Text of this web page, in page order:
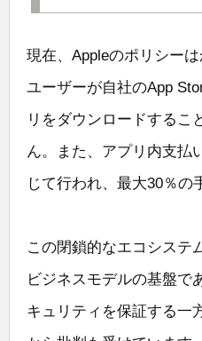
現在、Appleのポリシー
ユーザーが自社のApp
リをダウンロードするこ
ん。また、アプリ内支払
じて行われ、最大30％の
この閉鎖的なエコシステ
ビジネスモデルの基盤で
キュリティを保証する一